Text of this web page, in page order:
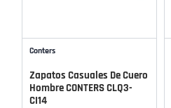
Conters
Zapatos Casuales De Cuero
Hombre CONTERS CLQ3-
CI14